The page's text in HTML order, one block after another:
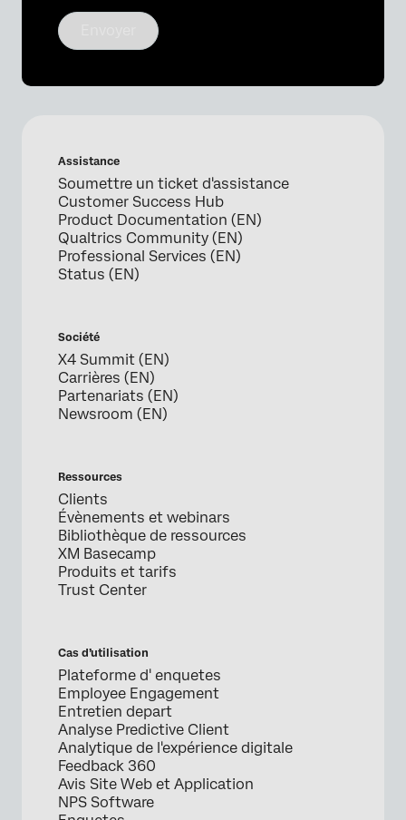
Assistance
Soumettre un ticket d'assistance
Customer Success Hub
Product Documentation (EN)
Qualtrics Community (EN)
Professional Services (EN)
Status (EN)
Société
X4 Summit (EN)
Carrières (EN)
Partenariats (EN)
Newsroom (EN)
Ressources
Clients
Évènements et webinars
Bibliothèque de ressources
XM Basecamp
Produits et tarifs
Trust Center
Cas d’utilisation
Plateforme d' enquetes
Employee Engagement
Entretien depart
Analyse Predictive Client
Analytique de l'expérience digitale
Feedback 360
Avis Site Web et Application
NPS Software